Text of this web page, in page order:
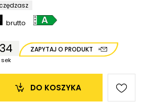
brutto
sek
34 ZAPYTAJ O PRODUKT
DO KOSZYKA